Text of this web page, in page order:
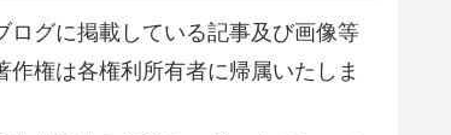
ログに掲載している記事及び画像等
作権は各権利所有者に帰属いたしま